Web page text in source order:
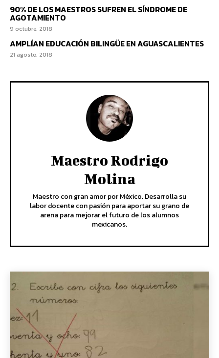
90% DE LOS MAESTROS SUFREN EL SÍNDROME DE
AGOTAMIENTO
9 octubre, 2018
AMPLÍAN EDUCACIÓN BILINGÜE EN AGUASCALIENTES
21 agosto, 2018
Maestro Rodrigo
Molina
Maestro con gran amor por México. Desarrolla su
labor docente con pasión para aportar su grano de
arena para mejorar el futuro de los alumnos
mexicanos.